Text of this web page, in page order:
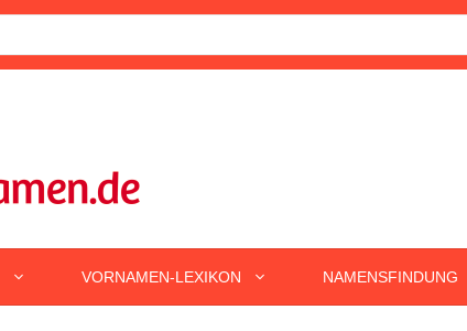
VORNAMEN-LEXIKON NAMENSFINDUNG